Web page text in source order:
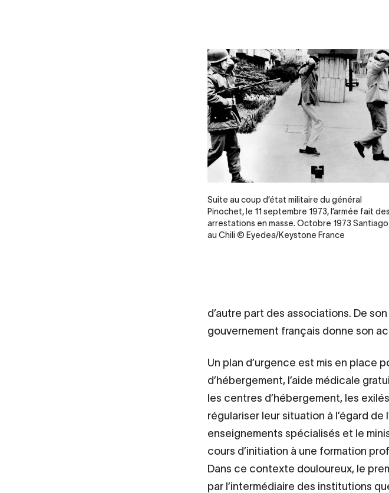
Legende
Suite au coup d’état militaire du général
Pinochet, le 11 septembre 1973, l’armée fait des
arrestations en masse. Octobre 1973 Santiago
au Chili © Eyedea/Keystone France
d’autre part des associations. De
gouvernement français donne son
Un plan d’urgence est mis en place
d’hébergement, l’aide médicale
les centres d’hébergement, les
régulariser leur situation à l’égard de
enseignements spécialisés et le
cours d’initiation à une formation
Dans ce contexte douloureux, le
par l’intermédiaire des institutions